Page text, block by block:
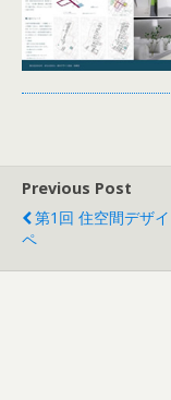
Previous Post
第1回 住空間デザ
ペ